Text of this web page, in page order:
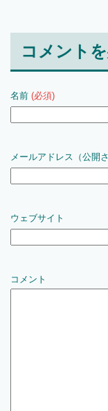
コメント
名前 (必須)
メールアドレス（公開
ウェブサイト
コメント